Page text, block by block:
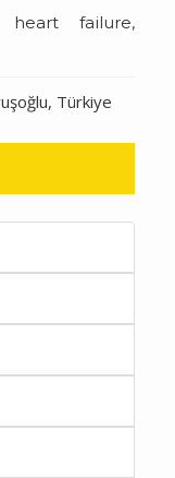
heart failure,
Türkiye